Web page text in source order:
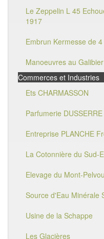
Le Zeppelin L 45
1917
Embrun Kermesse de
Manoeuvres au
Commerces et Industries
Ets CHARMASSON
Parfumerie DUSSERRE
Entreprise PLANCHE
La Cotonnière du Sud-
Elevage du Mont-
Source d'Eau Minérale
Usine de la Schappe
Les Glacières